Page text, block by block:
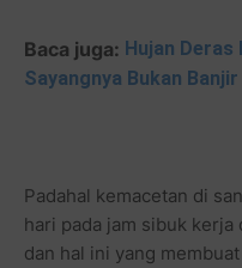
Baca juga: Hujan Deras
Sayangnya Bukan
Padahal kemacetan di
hari pada jam sibuk
dan hal ini yang